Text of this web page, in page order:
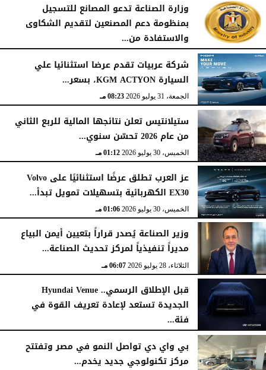
وزارة الصناعة تدعو المصانع للتسجيل
بمنظومة دعم المصنعين لتقديم الشكاوى
والاستفادة من...
السبت، 1 أغسطس 2026
شركة عربيات تقدم عرضا استثنائيا علي
السيارة KGM ACTYON، بسعر...
الجمعة، 31 يوليو 2026 08:23 مـ
ستيلانتيس تعلن نتائجها المالية للربع الثاني
من عام 2026 تحسّن سنوي...
الخميس، 30 يوليو 2026 01:12 مـ
عز العرب تطلق عرضًا استثنائيًا على Volvo
EX30 الكهربائية بتسهيلات تمويل تبدأ...
الخميس، 30 يوليو 2026 01:06 مـ
وزير الصناعة يُصدر قراراً بتعيين أيمن البياع
مديراً تنفيذياً لمركز تحديث الصناعة...
الثلاثاء، 28 يوليو 2026 06:07 مـ
قبل الإطلاق الرسمي.. Hyundai Venue
الجديدة تستعد لإعادة تعريف القوة في
فئة...
الثلاثاء، 28 يوليو 2026 12:28 مـ
بي واي دي تواصل النمو في مصر وتفتتح
مركز تكنولوجي جديد يخدم...